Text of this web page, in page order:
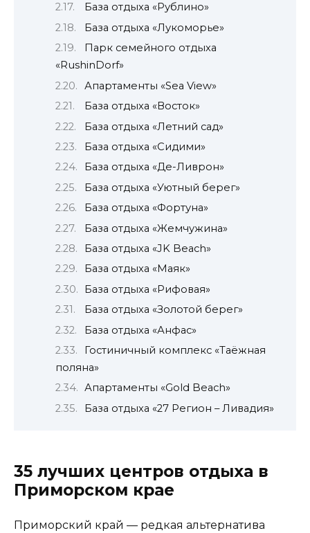
База отдыха «Рублино»
База отдыха «Лукоморье»
Парк семейного отдыха
«RushinDorf»
Апартаменты «Sea View»
База отдыха «Восток»
База отдыха «Летний сад»
База отдыха «Сидими»
База отдыха «Де-Ливрон»
База отдыха «Уютный берег»
База отдыха «Фортуна»
База отдыха «Жемчужина»
База отдыха «JK Beach»
База отдыха «Маяк»
База отдыха «Рифовая»
База отдыха «Золотой берег»
База отдыха «Анфас»
Гостиничный комплекс «Таёжная
поляна»
Апартаменты «Gold Beach»
База отдыха «27 Регион – Ливадия»
35 лучших центров отдыха в
Приморском крае
Приморский край — редкая альтернатива